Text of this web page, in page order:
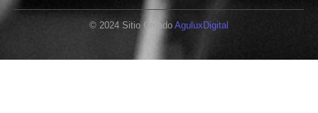
© 2024 Sitio Creado AguluxDigital